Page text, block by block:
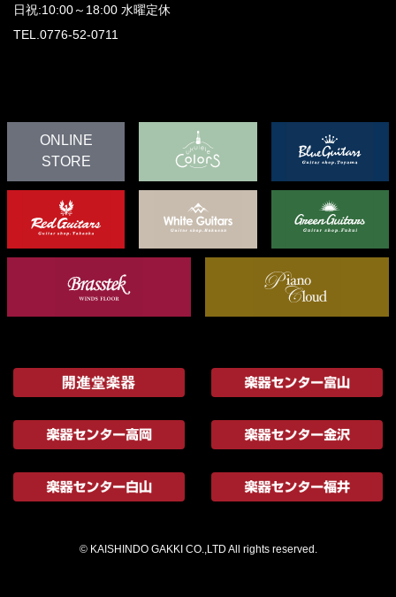
日祝:10:00～18:00 水曜定休
TEL.0776-52-0711
ONLINE
STORE
© KAISHINDO GAKKI CO.,LTD All rights reserved.